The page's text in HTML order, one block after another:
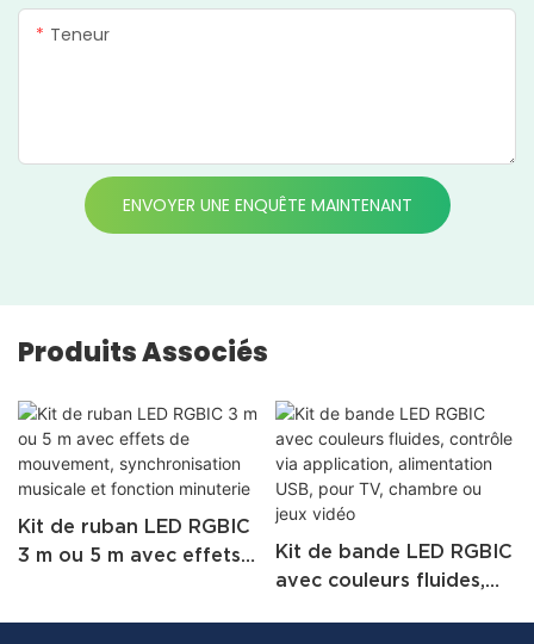
Teneur
ENVOYER UNE ENQUÊTE MAINTENANT
Produits Associés
Kit de ruban LED RGBIC
3 m ou 5 m avec effets
Kit de bande LED RGBIC
avec couleurs fluides,